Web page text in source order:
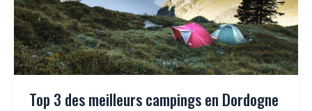
Top 3 des meilleurs campings en Dordogne